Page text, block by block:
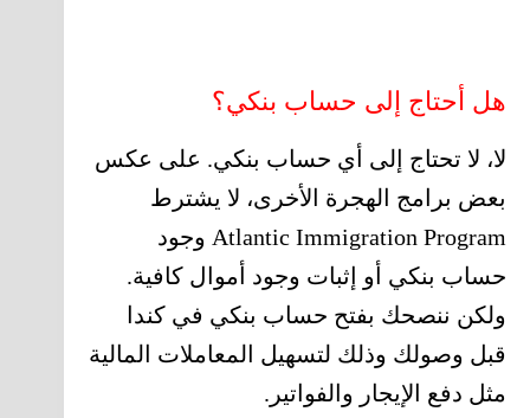
هل أحتاج إلى حساب بنكي؟
لا، لا تحتاج إلى أي حساب بنكي. على عكس
بعض برامج الهجرة الأخرى، لا يشترط
Atlantic Immigration Program وجود
حساب بنكي أو إثبات وجود أموال كافية.
ولكن ننصحك بفتح حساب بنكي في كندا
قبل وصولك وذلك لتسهيل المعاملات المالية
مثل دفع الإيجار والفواتير.